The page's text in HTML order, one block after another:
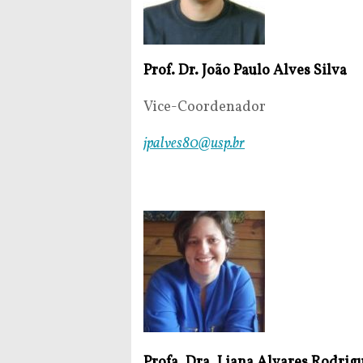
Prof. Dr. João Paulo Alves Silva
Vice-Coordenador
jpalves80@usp.br